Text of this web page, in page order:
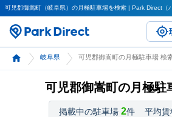
可児郡御嵩町（岐阜県）の月極駐車場を検索 | Park Direct（
岐阜県 可児郡御嵩町の月極駐車場 検
可児郡御嵩町の月極駐
掲載中の駐車場 2件 平均賃